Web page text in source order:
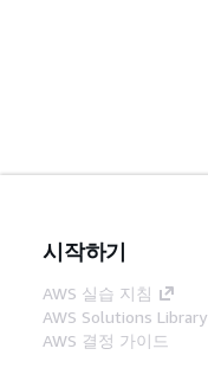
시작하기
AWS 실습 지침
AWS Solutions Library
AWS 결정 가이드